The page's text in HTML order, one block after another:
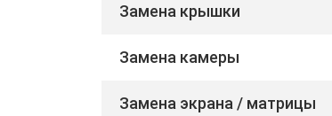
Замена крышки
Замена камеры
Замена экрана / матрицы